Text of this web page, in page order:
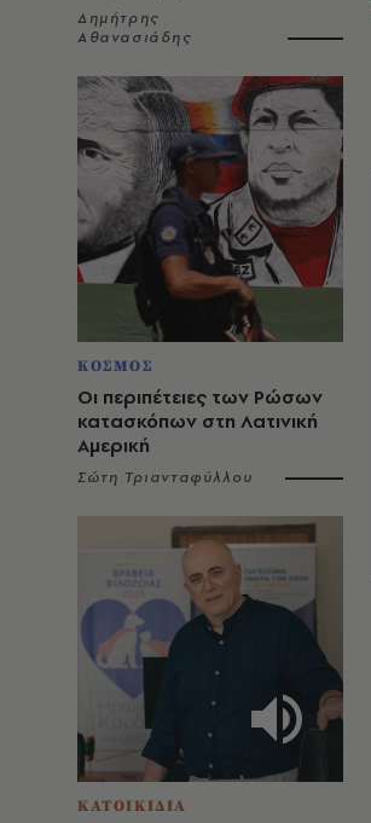
Δημήτρης
Αθανασιάδης
ΚΟΣΜΟΣ
Οι περιπέτειες των Ρώσων
κατασκόπων στη Λατινική
Αμερική
Σώτη Τριανταφύλλου
ΚΑΤΟΙΚΙΔΙΑ